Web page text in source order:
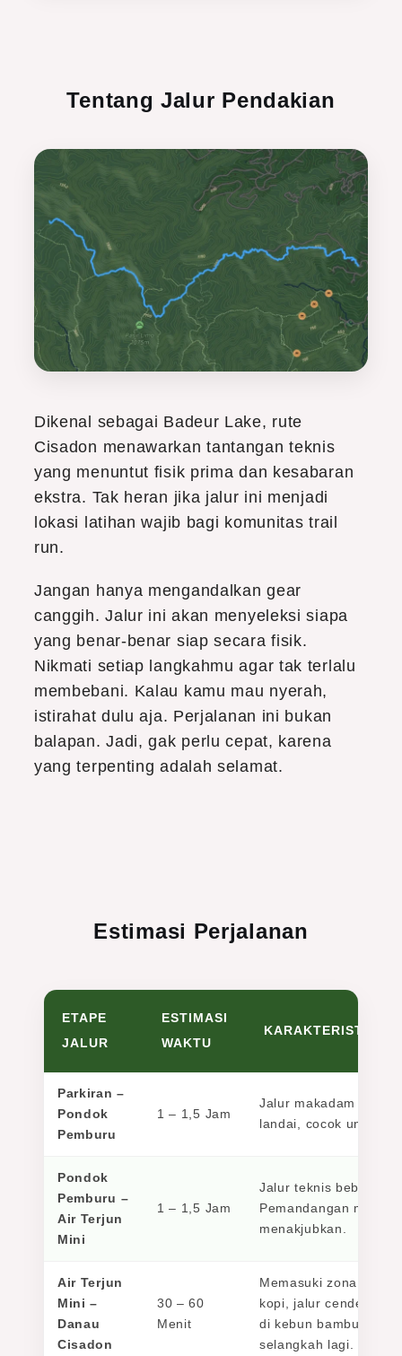
Tentang Jalur Pendakian
Dikenal sebagai Badeur Lake, rute
Cisadon menawarkan tantangan teknis
yang menuntut fisik prima dan kesabaran
ekstra. Tak heran jika jalur ini menjadi
lokasi latihan wajib bagi komunitas trail
run.
Jangan hanya mengandalkan gear
canggih. Jalur ini akan menyeleksi siapa
yang benar-benar siap secara fisik.
Nikmati setiap langkahmu agar tak terlalu
membebani. Kalau kamu mau nyerah,
istirahat dulu aja. Perjalanan ini bukan
balapan. Jadi, gak perlu cepat, karena
yang terpenting adalah selamat.
Estimasi Perjalanan
ETAPE
JALUR
ESTIMASI
WAKTU
KARAKTERISTIK
Parkiran –
Pondok
Pemburu
1 – 1,5 Jam
Jalur makadam
landai, cocok untuk
Pondok
Pemburu –
Air Terjun
Mini
1 – 1,5 Jam
Jalur teknis bebatuan
Pemandangan mulai
menakjubkan.
Air Terjun
Mini –
Danau
Cisadon
30 – 60
Menit
Memasuki zona
kopi, jalur cenderung
di kebun bambu,
selangkah lagi.